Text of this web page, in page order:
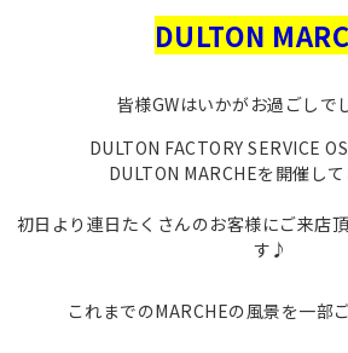
DULTON
皆様GWはいかがお過ごしで
DULTON FACTORY SERVICE
DULTON MARCHEを開催して
初日より連日たくさんのお客様にご来店
す♪
これまでのMARCHEの風景を一部